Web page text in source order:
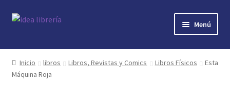
Ir
Ir
Menú
Inicio
contacto
Inicio libros Libros, Revistas y Comics Libros Físicos
Esta
Máquina Roja